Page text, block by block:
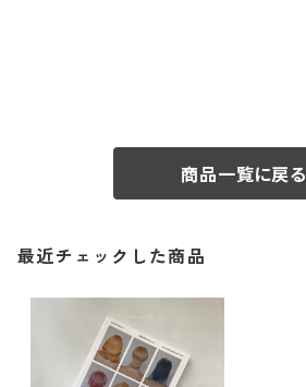
商品一覧に戻る
最近チェックした商品